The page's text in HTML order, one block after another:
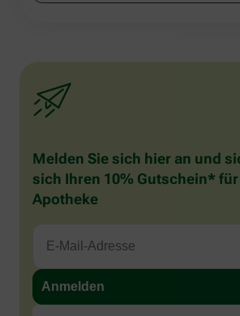
Melden Sie sich hier an und
sich Ihren 10% Gutschein*
Apotheke